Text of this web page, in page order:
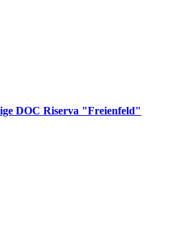
DOC Riserva "Freienfeld"